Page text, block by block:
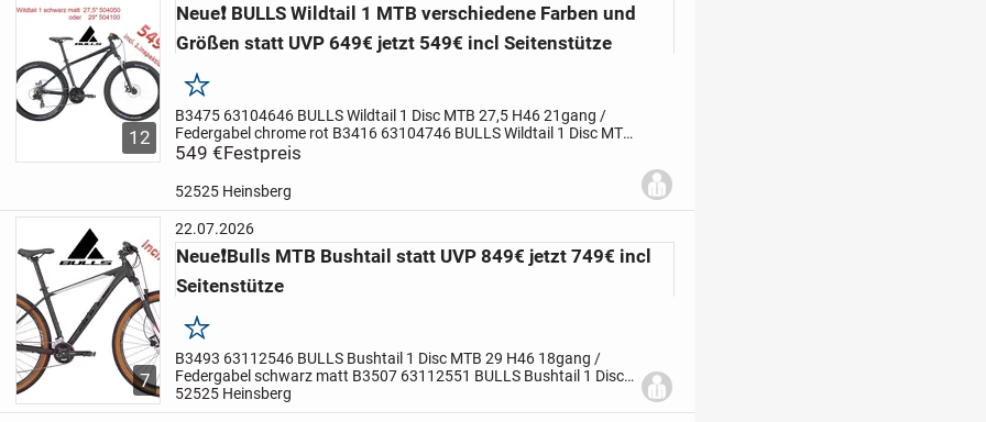
12
Neue❗ BULLS Wildtail 1 MTB verschiedene Farben und
Größen statt UVP 649€ jetzt 549€ incl Seitenstütze
Merken
B3475 63104646 BULLS Wildtail 1 Disc MTB 27,5 H46 21gang /
Federgabel chrome rot B3416 63104746 BULLS Wildtail 1 Disc MTB
27,5 H46 21gang / Federgabel em - grün B3323 63104551 BULLS
Wildtail 1 Disc...
549 €Festpreis
52525 Heinsberg
7
22.07.2026
Neue❗Bulls MTB Bushtail statt UVP 849€ jetzt 749€ incl
Seitenstütze
Merken
B3493 63112546 BULLS Bushtail 1 Disc MTB 29 H46 18gang /
Federgabel schwarz matt B3507 63112551 BULLS Bushtail 1 Disc
MTB 29 H51 18gang / Federgabel schwarz mattEhemalige
Unverbindl. Preisempfehlung...
52525 Heinsberg